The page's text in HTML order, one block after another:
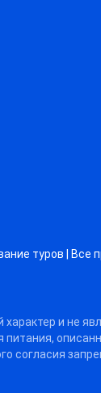
туров | Все
и не
питания,
согласия